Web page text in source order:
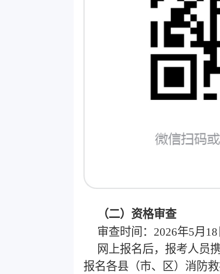
（二）资格审查
审查时间：2026年5月
网上报名后，报考人员
报名各县（市、区）消防